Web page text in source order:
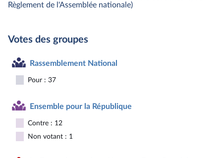
Règlement de l'Assemblée nationale)
Votes des groupes
Rassemblement National
Pour : 37
Ensemble pour la République
Contre : 12
Non votant : 1